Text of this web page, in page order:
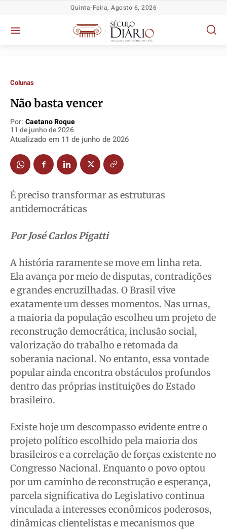
Política
Socioeconômicas
TV Século
Justiça
Segurança
Saúde
Cidades
Direitos
Economia
Cultura
Colunas
Caetano Roque
Gustavo Bastos
Jr Mignone (in memorian)
Publicidade Legal
Anuncie
Quem Somos
Contato
Política
Socioeconômicas
TV Século
Justiça
Segurança
Saúde
Cidades
Direitos
Economia
Cultura
Colunas
Caetano Roque
Gustavo Bastos
Jr Mignone (in memorian)
Publicidade Legal
Anuncie
Quem Somos
Contato
Política
Socioeconômicas
TV Século
Justiça
Segurança
Saúde
Cidades
Direitos
Economia
Cultura
Colunas
Caetano Roque
Gustavo Bastos
Jr Mignone (in memorian)
Publicidade Legal
Anuncie
Quem Somos
Contato
Política
Socioeconômicas
TV Século
Justiça
Segurança
Saúde
Cidades
Direitos
Economia
Cultura
Colunas
Caetano Roque
Gustavo Bastos
Jr Mignone (in memorian)
Publicidade Legal
Anuncie
Quem Somos
Contato
Quinta-Feira, Agosto 6, 2026
Colunas
Não basta vencer
Por: Caetano Roque
11 de junho de 2026
Atualizado em 11 de junho de 2026
É preciso transformar as estruturas
antidemocráticas
Por José Carlos Pigatti
A história raramente se move em linha reta.
Ela avança por meio de disputas, contradições
e grandes encruzilhadas. O Brasil vive
exatamente um desses momentos. Nas urnas,
a maioria da população escolheu um projeto de
reconstrução democrática, inclusão social,
valorização do trabalho e retomada da
soberania nacional. No entanto, essa vontade
popular ainda encontra obstáculos profundos
dentro das próprias instituições do Estado
brasileiro.
Existe hoje um descompasso evidente entre o
projeto político escolhido pela maioria dos
brasileiros e a correlação de forças existente no
Congresso Nacional. Enquanto o povo optou
por um caminho de reconstrução e esperança,
parcela significativa do Legislativo continua
vinculada a interesses econômicos poderosos,
dinâmicas clientelistas e mecanismos que